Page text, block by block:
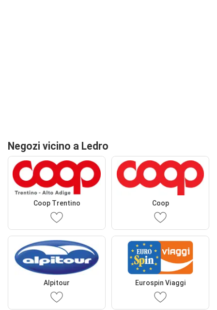
Negozi vicino a Ledro
Coop Trentino Coop
Alpitour Eurospin Viaggi